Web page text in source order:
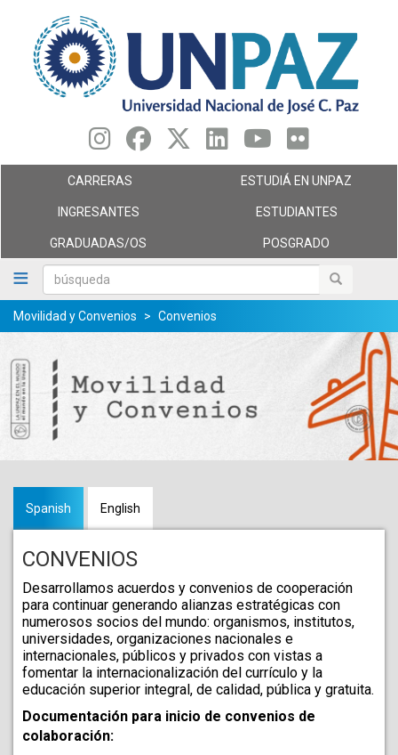
contenido
principal
búsqueda búsqueda
CARRERAS ESTUDIÁ EN UNPAZ
INGRESANTES ESTUDIANTES
GRADUADAS/OS POSGRADO
Movilidad y Convenios Convenios
English
Spanish
CONVENIOS
Desarrollamos acuerdos y convenios de cooperación
para continuar generando alianzas estratégicas con
numerosos socios del mundo: organismos, institutos,
universidades, organizaciones nacionales e
internacionales, públicos y privados con vistas a
fomentar la internacionalización del currículo y la
educación superior integral, de calidad, pública y gratuita.
Documentación para inicio de convenios de
colaboración: